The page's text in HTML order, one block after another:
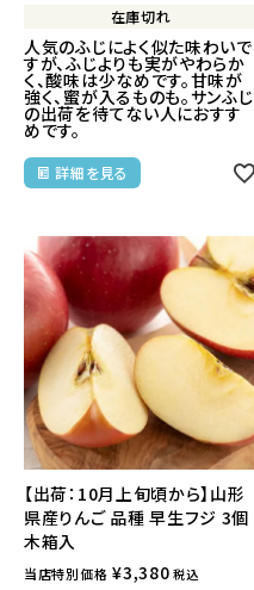
在庫切れ
人気のふじによく似た味わいで
すが、ふじよりも実がやわらか
く、酸味は少なめです。甘味が
強く、蜜が入るものも。サンふじ
の出荷を待てない人におすす
めです。
詳細を見る
【出荷：10月上旬頃から】山形
県産りんご 品種 早生フジ 3個
木箱入
当店特別価格 ¥3,380 税込